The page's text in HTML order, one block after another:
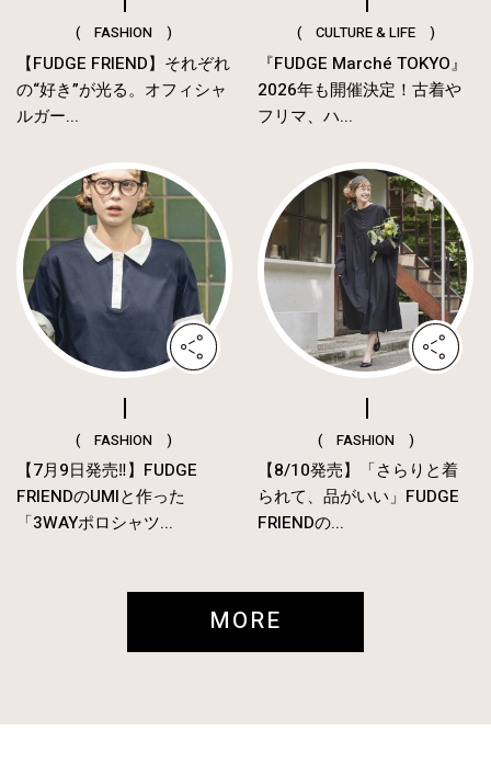
( FASHION )
【FUDGE FRIEND】それぞれ
の“好き”が光る。オフィシャ
ルガー...
( CULTURE & LIFE )
『FUDGE Marché TOKYO』
2026年も開催決定！古着や
フリマ、ハ...
( FASHION )
【7月9日発売‼︎】FUDGE
FRIENDのUMIと作った
「3WAYポロシャツ...
( FASHION )
【8/10発売】「さらりと着
られて、品がいい」FUDGE
FRIENDの...
MORE